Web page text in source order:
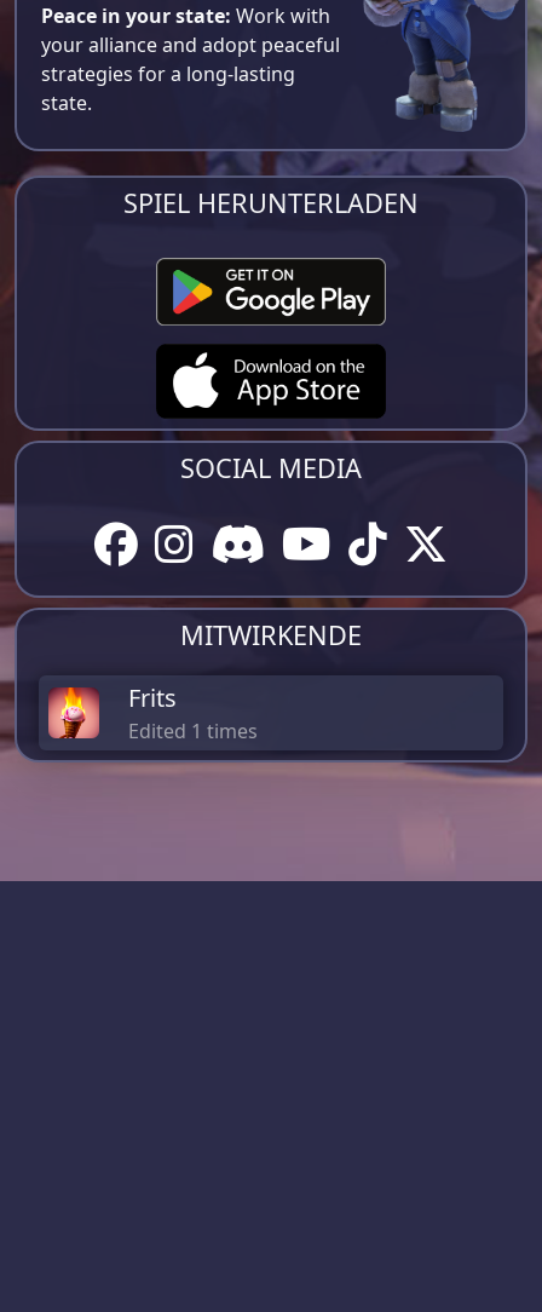
Peace in your state: Work with
your alliance and adopt peaceful
strategies for a long-lasting
state.
SPIEL HERUNTERLADEN
SOCIAL MEDIA
MITWIRKENDE
Frits
Edited 1 times